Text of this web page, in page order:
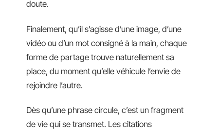
doute.
Finalement, qu’il s’agisse d’une image, d’une
vidéo ou d’un mot consigné à la main, chaque
forme de partage trouve naturellement sa
place, du moment qu’elle véhicule l’envie de
rejoindre l’autre.
Dès qu’une phrase circule, c’est un fragment
de vie qui se transmet. Les citations